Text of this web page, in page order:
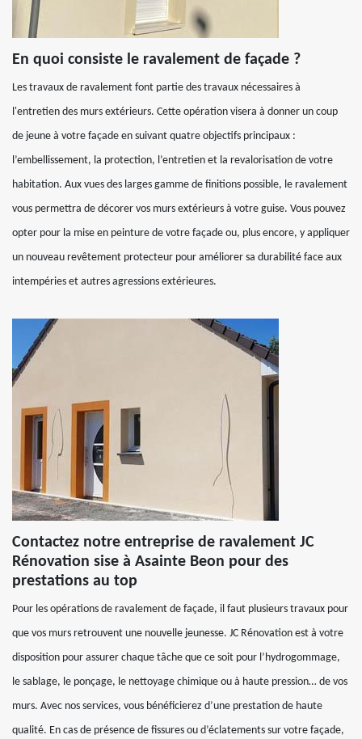
En quoi consiste le ravalement de façade ?
Les travaux de ravalement font partie des travaux nécessaires à
l'entretien des murs extérieurs. Cette opération visera à donner un coup
de jeune à votre façade en suivant quatre objectifs principaux :
l’embellissement, la protection, l’entretien et la revalorisation de votre
habitation. Aux vues des larges gamme de finitions possible, le ravalement
vous permettra de décorer vos murs extérieurs à votre guise. Vous pouvez
opter pour la mise en peinture de votre façade ou, plus encore, y appliquer
un nouveau revêtement protecteur pour améliorer sa durabilité face aux
intempéries et autres agressions extérieures.
Contactez notre entreprise de ravalement JC
Rénovation sise à Asainte Beon pour des
prestations au top
Pour les opérations de ravalement de façade, il faut plusieurs travaux pour
que vos murs retrouvent une nouvelle jeunesse. JC Rénovation est à votre
disposition pour assurer chaque tâche que ce soit pour l’hydrogommage,
le sablage, le ponçage, le nettoyage chimique ou à haute pression… de vos
murs. Avec nos services, vous bénéficierez d’une prestation de haute
qualité. En cas de présence de fissures ou d’éclatements sur votre façade,